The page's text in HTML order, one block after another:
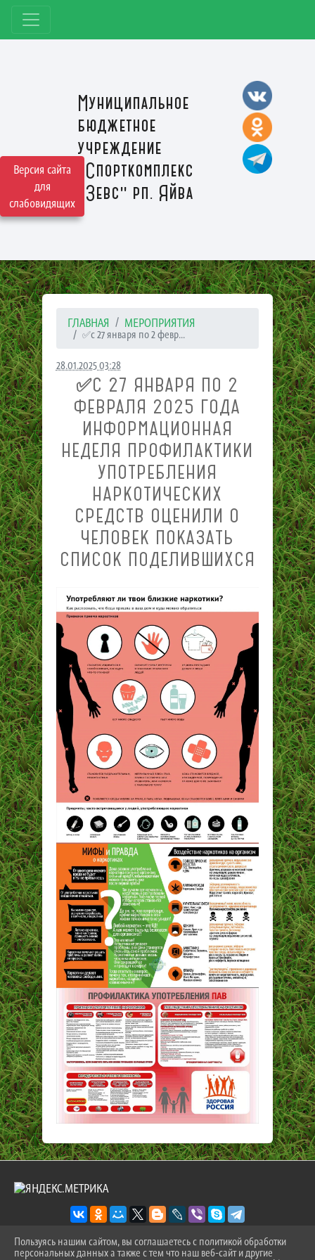
Версия сайта
для
слабовидящих
Муниципальное
бюджетное
учреждение
"Спорткомплекс
"Зевс" рп. Яйва
ГЛАВНАЯ МЕРОПРИЯТИЯ
✅с 27 января по 2 февр...
28.01.2025 03:28
✅С 27 ЯНВАРЯ ПО 2
ФЕВРАЛЯ 2025 ГОДА
ИНФОРМАЦИОННАЯ
НЕДЕЛЯ ПРОФИЛАКТИКИ
УПОТРЕБЛЕНИЯ
НАРКОТИЧЕСКИХ
СРЕДСТВ ОЦЕНИЛИ 0
ЧЕЛОВЕК ПОКАЗАТЬ
СПИСОК ПОДЕЛИВШИХСЯ
Пользуясь нашим сайтом, вы соглашаетесь с политикой обработки
персональных данных а также с тем что наш веб-сайт и другие